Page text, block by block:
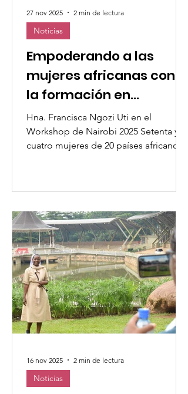
Empoderando a las
mujeres africanas con
la formación en
liderazgo
Hna. Francisca Ngozi Uti en el
Workshop de Nairobi 2025 Setenta y
cuatro mujeres de 20 países africanos
WWO: “ El liderazgo de las mujeres
impulsando la transformación social ”
y “ Liderazgo empoderador a través de
la comunicación y la influencia ” . Las
participantes —líderes de
organizaciones de mujeres laicas
católicas y miembros de
Noticias
27 nov 2025 2 min de lectura
Noticias
16 nov 2025 2 min de lectura